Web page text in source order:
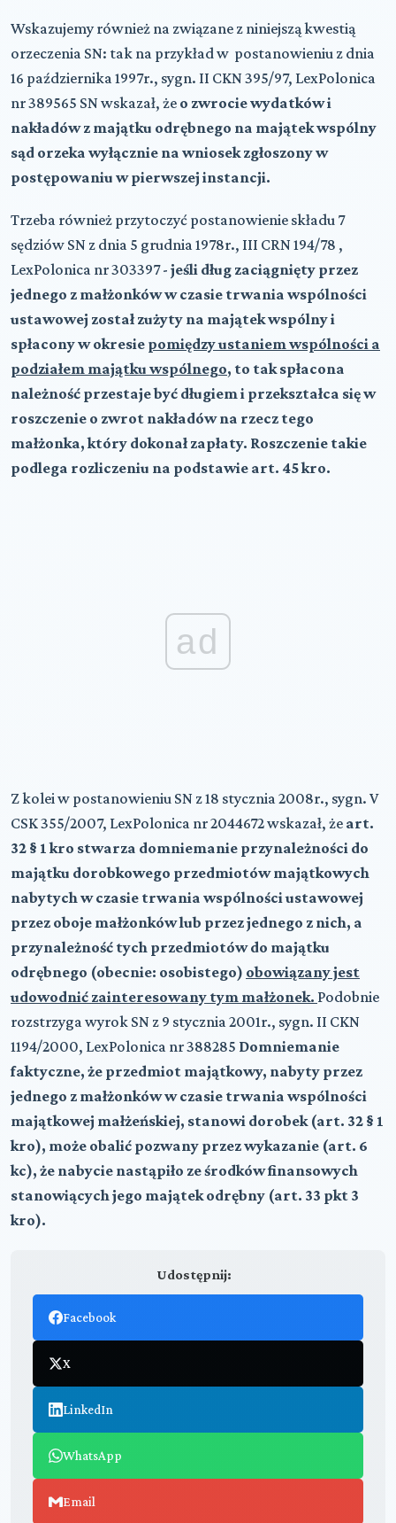
Wskazujemy również na związane z niniejszą kwestią
orzeczenia SN: tak na przykład w postanowieniu z dnia
16 października 1997r., sygn. II CKN 395/97, LexPolonica
nr 389565 SN wskazał, że o zwrocie wydatków i
nakładów z majątku odrębnego na majątek wspólny
sąd orzeka wyłącznie na wniosek zgłoszony w
postępowaniu w pierwszej instancji.
Trzeba również przytoczyć postanowienie składu 7
sędziów SN z dnia 5 grudnia 1978r., III CRN 194/78 ,
LexPolonica nr 303397 - jeśli dług zaciągnięty przez
jednego z małżonków w czasie trwania wspólności
ustawowej został zużyty na majątek wspólny i
spłacony w okresie pomiędzy ustaniem wspólności a
podziałem majątku wspólnego, to tak spłacona
należność przestaje być długiem i przekształca się w
roszczenie o zwrot nakładów na rzecz tego
małżonka, który dokonał zapłaty. Roszczenie takie
podlega rozliczeniu na podstawie art. 45 kro.
ad
Z kolei w postanowieniu SN z 18 stycznia 2008r., sygn. V
CSK 355/2007, LexPolonica nr 2044672 wskazał, że art.
32 § 1 kro stwarza domniemanie przynależności do
majątku dorobkowego przedmiotów majątkowych
nabytych w czasie trwania wspólności ustawowej
przez oboje małżonków lub przez jednego z nich, a
przynależność tych przedmiotów do majątku
odrębnego (obecnie: osobistego) obowiązany jest
udowodnić zainteresowany tym małżonek. Podobnie
rozstrzyga wyrok SN z 9 stycznia 2001r., sygn. II CKN
1194/2000, LexPolonica nr 388285 Domniemanie
faktyczne, że przedmiot majątkowy, nabyty przez
jednego z małżonków w czasie trwania wspólności
majątkowej małżeńskiej, stanowi dorobek (art. 32 § 1
kro), może obalić pozwany przez wykazanie (art. 6
kc), że nabycie nastąpiło ze środków finansowych
stanowiących jego majątek odrębny (art. 33 pkt 3
kro).
Udostępnij:
Facebook
X
LinkedIn
WhatsApp
Email